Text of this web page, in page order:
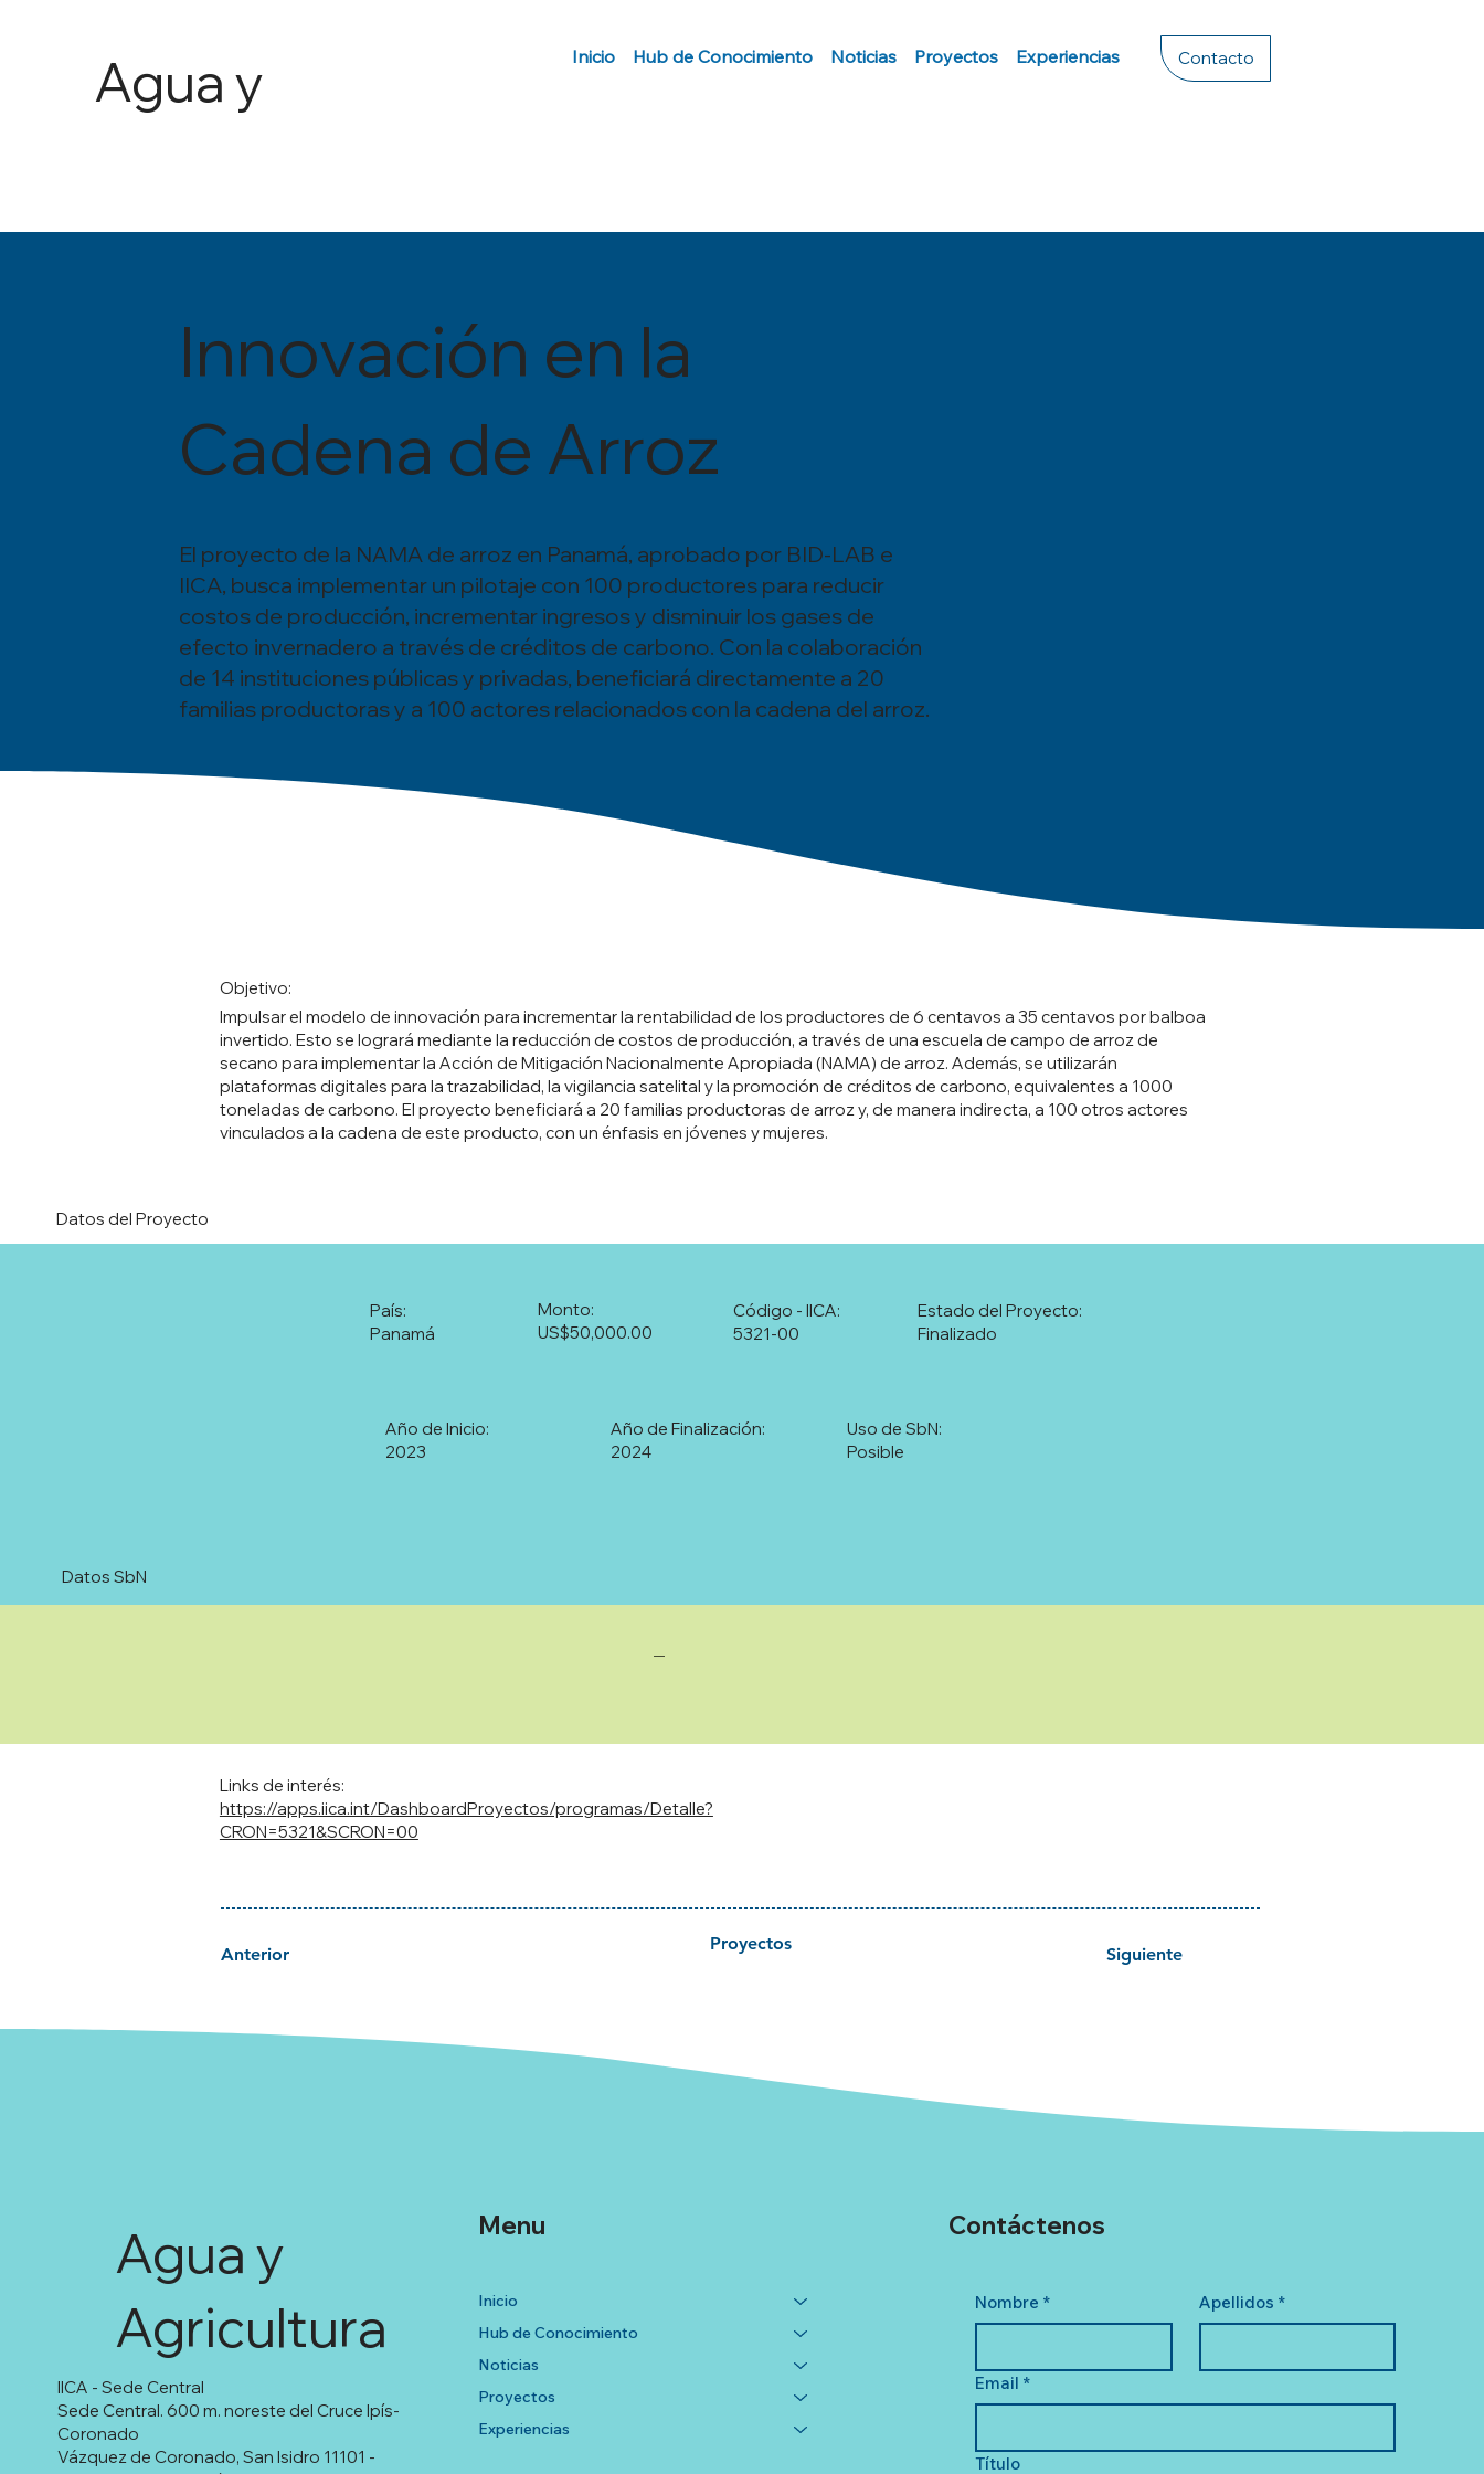
Agua y
ura
Inicio Hub de Conocimiento Noticias Proyectos Experiencias Contacto
Innovación en la
Cadena de Arroz
El proyecto de la NAMA de arroz en Panamá, aprobado por BID-LAB e
IICA, busca implementar un pilotaje con 100 productores para reducir
costos de producción, incrementar ingresos y disminuir los gases de
efecto invernadero a través de créditos de carbono. Con la colaboración
de 14 instituciones públicas y privadas, beneficiará directamente a 20
familias productoras y a 100 actores relacionados con la cadena del arroz.
Objetivo:
Impulsar el modelo de innovación para incrementar la rentabilidad de los productores de 6 centavos a 35 centavos por balboa
invertido. Esto se logrará mediante la reducción de costos de producción, a través de una escuela de campo de arroz de
secano para implementar la Acción de Mitigación Nacionalmente Apropiada (NAMA) de arroz. Además, se utilizarán
plataformas digitales para la trazabilidad, la vigilancia satelital y la promoción de créditos de carbono, equivalentes a 1000
toneladas de carbono. El proyecto beneficiará a 20 familias productoras de arroz y, de manera indirecta, a 100 otros actores
vinculados a la cadena de este producto, con un énfasis en jóvenes y mujeres.
Datos del Proyecto
Datos SbN
País:
Panamá
5321-00
Código - IICA:
US$50,000.00
Monto:
Finalizado
Estado del Proyecto:
2023
Año de Inicio:
2024
Año de Finalización:
Posible
Uso de SbN:
—
Siguiente
Anterior
Proyectos
https://apps.iica.int/DashboardProyectos/programas/Detalle?
CRON=5321&SCRON=00
Links de interés:
IICA - Sede Central
Sede Central. 600 m. noreste del Cruce Ipís-
Coronado
Vázquez de Coronado, San Isidro 11101 -
Agua y
Agricultura
Inicio
Hub de Conocimiento
Noticias
Proyectos
Experiencias
Menu
Nombre * Apellidos *
Email *
Título
Contáctenos